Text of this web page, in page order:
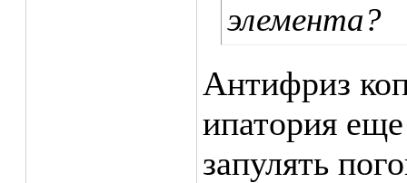
элемента?
Антифриз
ипатория
запулять